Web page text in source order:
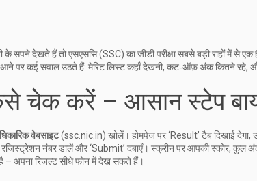
के सपने देखते हैं तो एसएससि (SSC) का जीडी परीक्षा सबसे बड़ी राहों में से
पर कई सवाल उठते हैं: मेरिट लिस्ट कहाँ देखनी, कट‑ऑफ़ अंक कितने रहे,
चेक करें – आसान स्टेप
वेबसाइट(ssc.nic.in) खोलें। होमपेज पर ‘Result’ टैब दिखाई
रजिस्ट्रेशन नंबर डालें और ‘Submit’ दबाएँ। स्क्रीन पर आपकी स्कोर,
है – अपना रिज़ल्ट सीधे फोन में देख सकते हैं।